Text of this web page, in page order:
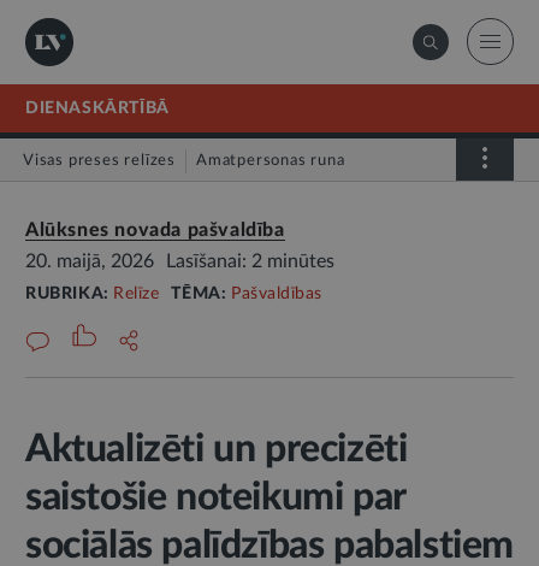
DIENASKĀRTĪBĀ
Visas preses relīzes Amatpersonas runa
Alūksnes novada pašvaldība
20. maijā, 2026
Lasīšanai: 2 minūtes
RUBRIKA: Relīze TĒMA: Pašvaldības
Aktualizēti un precizēti
saistošie noteikumi par
sociālās palīdzības pabalstiem